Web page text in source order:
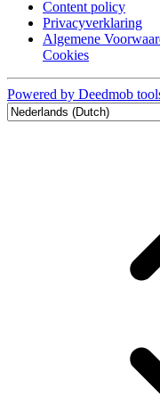
Content policy
Privacyverklaring
Algemene
Cookies
Powered by Deedmob